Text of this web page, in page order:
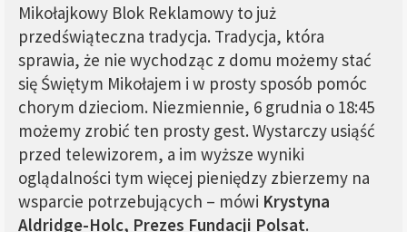
Mikołajkowy Blok Reklamowy to już
przedświąteczna tradycja. Tradycja, która
sprawia, że nie wychodząc z domu możemy stać
się Świętym Mikołajem i w prosty sposób pomóc
chorym dzieciom. Niezmiennie, 6 grudnia o 18:45
możemy zrobić ten prosty gest. Wystarczy usiąść
przed telewizorem, a im wyższe wyniki
oglądalności tym więcej pieniędzy zbierzemy na
wsparcie potrzebujących – mówi Krystyna
Aldridge-Holc, Prezes Fundacji Polsat.